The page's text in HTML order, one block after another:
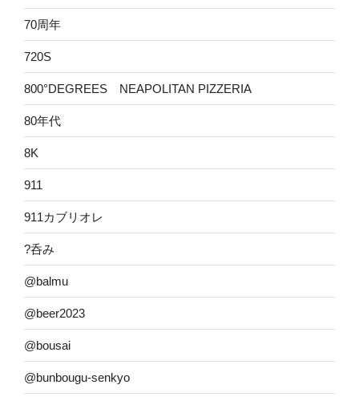
70周年
720S
800°DEGREES NEAPOLITAN PIZZERIA
80年代
8K
911
911カブリオレ
?呑み
@balmu
@beer2023
@bousai
@bunbougu-senkyo